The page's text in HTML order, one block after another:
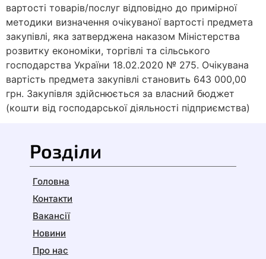
вартості товарів/послуг відповідно до примірної
методики визначення очікуваної вартості предмета
закупівлі, яка затверджена наказом Міністерства
розвитку економіки, торгівлі та сільського
господарства України 18.02.2020 № 275. Очікувана
вартість предмета закупівлі становить 643 000,00
грн. Закупівля здійснюється за власний бюджет
(кошти від господарської діяльності підприємства)
Розділи
Головна
Контакти
Вакансії
Новини
Про нас